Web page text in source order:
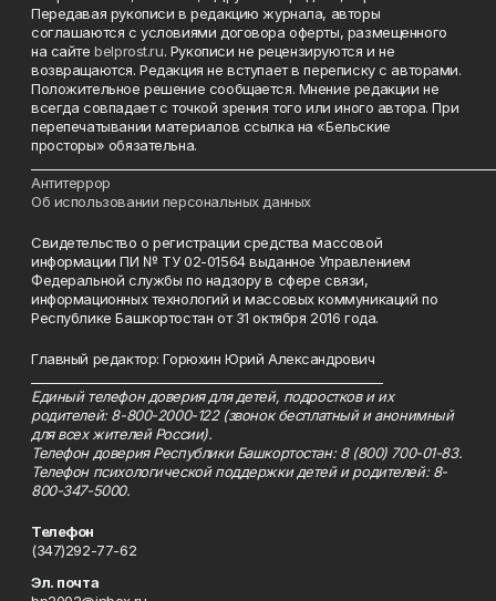
Передавая рукописи в редакцию журнала, авторы
соглашаются с условиями договора оферты, размещенного
на сайтеbelprost.ru. Рукописи не рецензируются и не
возвращаются. Редакция не вступает в переписку с авторами.
Положительное решение сообщается. Мнение редакции не
всегда совпадает с точкой зрения того или иного автора. При
перепечатывании материалов ссылка на «Бельские
просторы» обязательна.
Антитеррор
Об использовании персональных данных
Свидетельство о регистрации средства массовой
информации ПИ № ТУ 02-01564 выданное Управлением
Федеральной службы по надзору в сфере связи,
информационных технологий и массовых коммуникаций по
Республике Башкортостан от 31 октября 2016 года.
Главный редактор: Горюхин Юрий Александрович
Единый телефон доверия для детей, подростков и их
родителей: 8-800-2000-122 (звонок бесплатный и анонимный
для всех жителей России).
Телефон доверия Республики Башкортостан: 8 (800) 700-01-83.
Телефон психологической поддержки детей и родителей: 8-
800-347-5000.
Телефон
(347)292-77-62
Эл. почта